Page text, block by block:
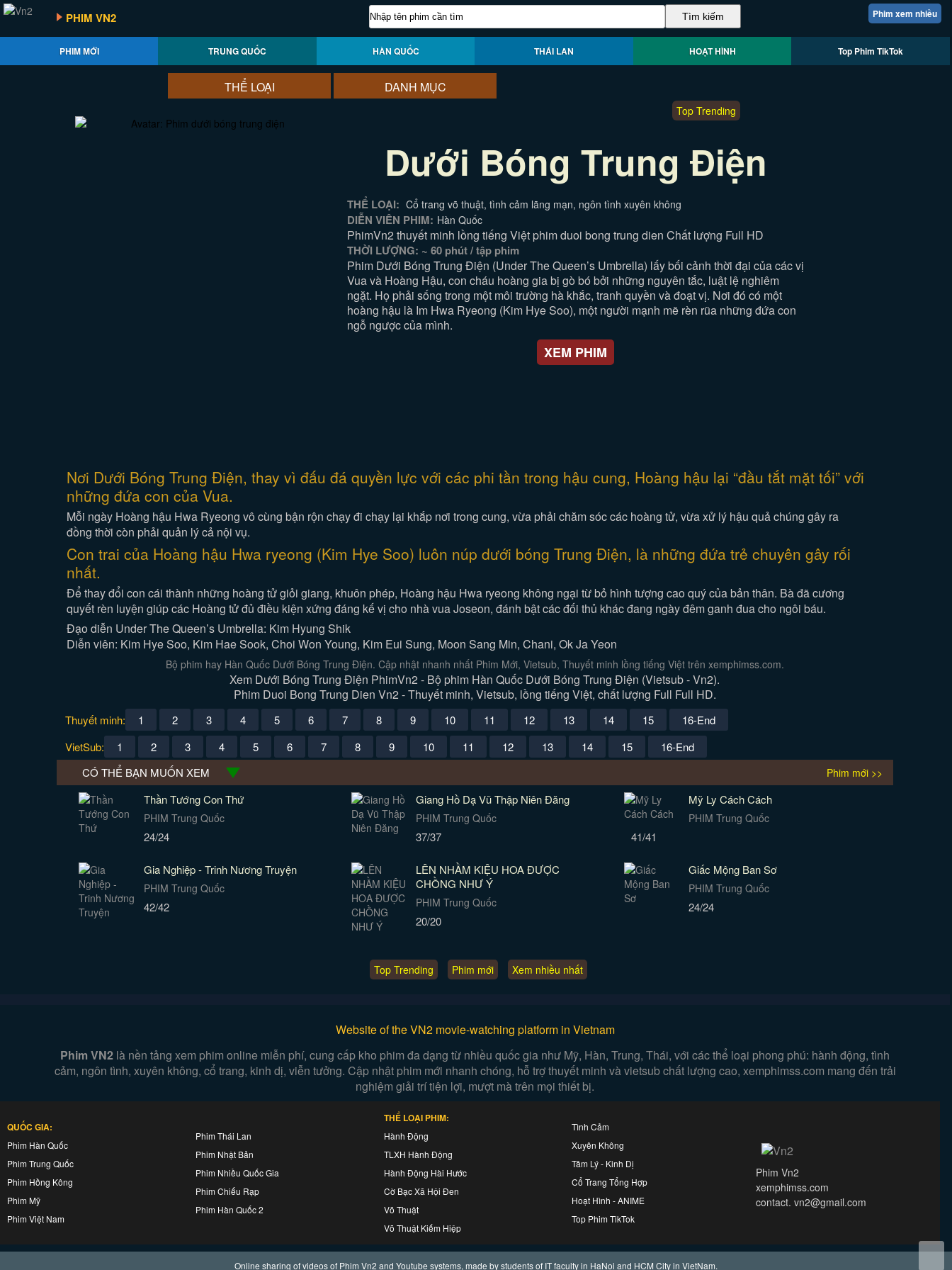
Phim xem nhiều
PHIM VN2
PHIM MỚI TRUNG QUỐC HÀN QUỐC THÁI LAN HOẠT HÌNH Top Phim TikTok
THỂ LOẠI DANH MỤC
Top Trending
Dưới Bóng Trung Điện
THỂ LOẠI: Cổ trang võ thuật, tình cảm lãng mạn, ngôn tình xuyên không
DIỄN VIÊN PHIM: Hàn Quốc
PhimVn2 thuyết minh lồng tiếng Việt phim duoi bong trung dien Chất lượng Full HD
THỜI LƯỢNG: ~ 60 phút / tập phim
Phim Dưới Bóng Trung Điện (Under The Queen’s Umbrella) lấy bối cảnh thời đại của các vị
Vua và Hoàng Hậu, con cháu hoàng gia bị gò bó bởi những nguyên tắc, luật lệ nghiêm
ngặt. Họ phải sống trong một môi trường hà khắc, tranh quyền và đoạt vị. Nơi đó có một
hoàng hậu là Im Hwa Ryeong (Kim Hye Soo), một người mạnh mẽ rèn rũa những đứa con
ngỗ ngược của mình.
XEM PHIM
Nơi Dưới Bóng Trung Điện, thay vì đấu đá quyền lực với các phi tần trong hậu cung, Hoàng hậu lại “đầu tắt mặt tối” với
những đứa con của Vua.
Mỗi ngày Hoàng hậu Hwa Ryeong vô cùng bận rộn chạy đi chạy lại khắp nơi trong cung, vừa phải chăm sóc các hoàng tử, vừa xử lý hậu quả chúng gây ra
đồng thời còn phải quản lý cả nội vụ.
Con trai của Hoàng hậu Hwa ryeong (Kim Hye Soo) luôn núp dưới bóng Trung Điện, là những đứa trẻ chuyên gây rối
nhất.
Để thay đổi con cái thành những hoàng tử giỏi giang, khuôn phép, Hoàng hậu Hwa ryeong không ngại từ bỏ hình tượng cao quý của bản thân. Bà đã cương
quyết rèn luyện giúp các Hoàng tử đủ điều kiện xứng đáng kế vị cho nhà vua Joseon, đánh bật các đối thủ khác đang ngày đêm ganh đua cho ngôi báu.
Đạo diễn Under The Queen’s Umbrella: Kim Hyung Shik
Diễn viên: Kim Hye Soo, Kim Hae Sook, Choi Won Young, Kim Eui Sung, Moon Sang Min, Chani, Ok Ja Yeon
Bộ phim hay Hàn Quốc Dưới Bóng Trung Điện. Cập nhật nhanh nhất Phim Mới, Vietsub, Thuyết minh lồng tiếng Việt trên xemphimss.com.
Xem Dưới Bóng Trung Điện PhimVn2 - Bộ phim Hàn Quốc Dưới Bóng Trung Điện (Vietsub - Vn2).
Phim Duoi Bong Trung Dien Vn2 - Thuyết minh, Vietsub, lồng tiếng Việt, chất lượng Full Full HD.
Thuyết minh: 1 2 3 4 5 6 7 8 9 10 11 12 13 14 15
16-End
VietSub:
1 2 3 4 5 6 7 8 9 10 11 12 13 14 15
16-End
CÓ THỂ BẠN MUỐN XEM
Phim mới >>
Thần Tướng Con Thứ
PHIM Trung Quốc
24/24
Giang Hồ Dạ Vũ Thập Niên Đăng
PHIM Trung Quốc
37/37
Mỹ Ly Cách Cách
PHIM Trung Quốc
41/41
Gia Nghiệp - Trinh Nương Truyện
PHIM Trung Quốc
42/42
LÊN NHẦM KIỆU HOA ĐƯỢC
CHỒNG NHƯ Ý
PHIM Trung Quốc
20/20
Giấc Mộng Ban Sơ
PHIM Trung Quốc
24/24
Top Trending Phim mới Xem nhiều nhất
Website of the VN2 movie-watching platform in Vietnam
Phim VN2 là nền tảng xem phim online miễn phí, cung cấp kho phim đa dạng từ nhiều quốc gia như Mỹ, Hàn, Trung, Thái, với các thể loại phong phú: hành động, tình
cảm, ngôn tình, xuyên không, cổ trang, kinh dị, viễn tưởng. Cập nhật phim mới nhanh chóng, hỗ trợ thuyết minh và vietsub chất lượng cao, xemphimss.com mang đến trải
nghiệm giải trí tiện lợi, mượt mà trên mọi thiết bị.
QUỐC GIA:
Phim Hàn Quốc
Phim Trung Quốc
Phim Hồng Kông
Phim Mỹ
Phim Việt Nam
Phim Thái Lan
Phim Nhật Bản
Phim Nhiều Quốc Gia
Phim Chiếu Rạp
Phim Hàn Quốc 2
THỂ LOẠI PHIM:
Hành Động
TLXH Hành Động
Hành Động Hài Hước
Cờ Bạc Xã Hội Đen
Võ Thuật
Võ Thuật Kiếm Hiệp
Tình Cảm
Xuyên Không
Tâm Lý - Kinh Dị
Cổ Trang Tổng Hợp
Hoạt Hình - ANIME
Top Phim TikTok
Phim Vn2
xemphimss.com
contact. vn2@gmail.com
Online sharing of videos of Phim Vn2 and Youtube systems, made by students of IT faculty in HaNoi and HCM City in VietNam.